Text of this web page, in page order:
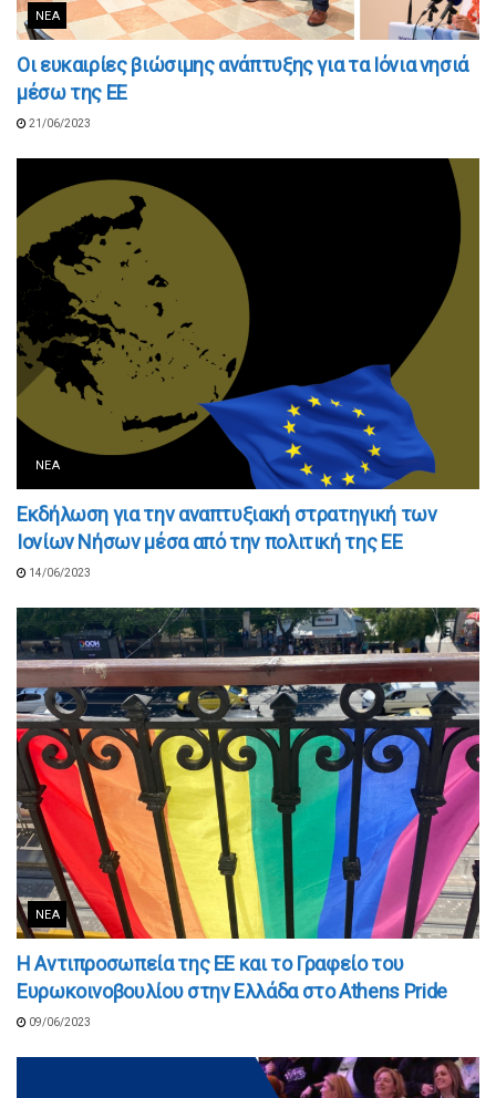
ΝΈΑ
Οι ευκαιρίες βιώσιμης ανάπτυξης για τα Ιόνια νησιά
μέσω της ΕΕ
21/06/2023
ΝΈΑ
Εκδήλωση για την αναπτυξιακή στρατηγική των
Ιονίων Νήσων μέσα από την πολιτική της ΕΕ
14/06/2023
ΝΈΑ
Η Αντιπροσωπεία της ΕΕ και το Γραφείο του
Ευρωκοινοβουλίου στην Ελλάδα στο Athens Pride
09/06/2023